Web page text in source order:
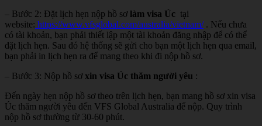
– Bước 2: Đặt lịch hẹn nộp hồ sơ làm visa Úc tại
website: https://www.vfsglobal.com/australia/vietnam/. Nếu chưa
có tài khoản, bạn phải thiết lập một tài khoản đăng nhập để có thể
đặt lịch hẹn. Sau đó hệ thống sẽ gửi cho bạn một lịch hẹn qua email,
bạn phải in lịch hẹn ra để mang theo khi đi nộp hồ sơ.
– Bước 3: Nộp hồ sơ xin visa Úc thăm người yêu :
Đến ngày hẹn nộp hồ sơ theo trên lịch hẹn, bạn mang hồ sơ xin visa
Úc thăm người yêu đến VFS Global Australia để nộp. Quy trình
nộp hồ sơ thường từ 30-60 phút.